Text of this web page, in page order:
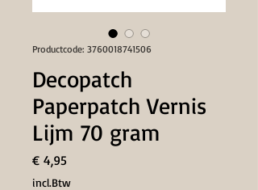
Productcode: 3760018741506
Decopatch
Paperpatch Vernis
Lijm 70 gram
€ 4,95
incl.Btw